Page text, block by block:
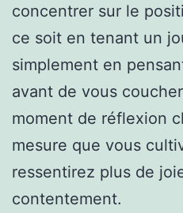
concentrer sur le
ce soit en tenant un
simplement en
avant de vous
moment de réflexion
mesure que vous
ressentirez plus de
contentement.